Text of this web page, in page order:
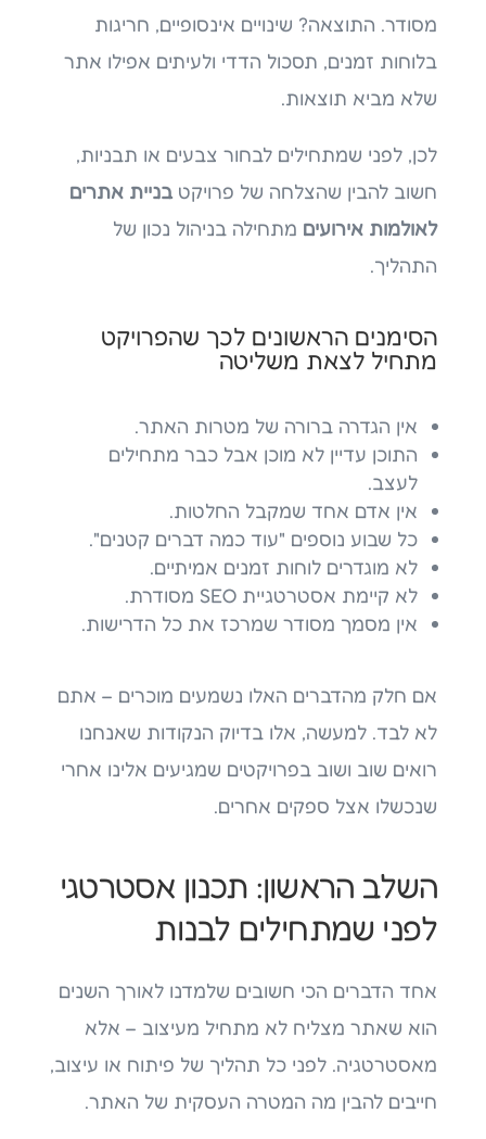
מסודר. התוצאה? שינויים אינסופיים, חריגות
בלוחות זמנים, תסכול הדדי ולעיתים אפילו אתר
שלא מביא תוצאות.
לכן, לפני שמתחילים לבחור צבעים או תבניות,
חשוב להבין שהצלחה של פרויקט בניית אתרים
לאולמות אירועים מתחילה בניהול נכון של
התהליך.
הסימנים הראשונים לכך שהפרויקט
מתחיל לצאת משליטה
אין הגדרה ברורה של מטרות האתר.
התוכן עדיין לא מוכן אבל כבר מתחילים
לעצב.
אין אדם אחד שמקבל החלטות.
כל שבוע נוספים "עוד כמה דברים קטנים".
לא מוגדרים לוחות זמנים אמיתיים.
לא קיימת אסטרטגיית SEO מסודרת.
אין מסמך מסודר שמרכז את כל הדרישות.
אם חלק מהדברים האלו נשמעים מוכרים – אתם
לא לבד. למעשה, אלו בדיוק הנקודות שאנחנו
רואים שוב ושוב בפרויקטים שמגיעים אלינו אחרי
שנכשלו אצל ספקים אחרים.
השלב הראשון: תכנון אסטרטגי
לפני שמתחילים לבנות
אחד הדברים הכי חשובים שלמדנו לאורך השנים
הוא שאתר מצליח לא מתחיל מעיצוב – אלא
מאסטרטגיה. לפני כל תהליך של פיתוח או עיצוב,
חייבים להבין מה המטרה העסקית של האתר.